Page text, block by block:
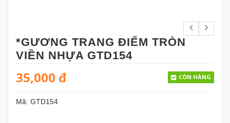
*GƯƠNG TRANG ĐIỂM TRÒN
VIỀN NHỰA GTD154
35,000 đ CÒN HÀNG
Mã: GTD154